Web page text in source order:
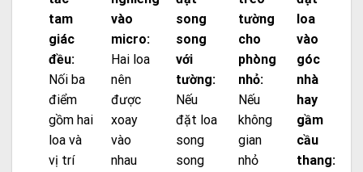
tam
giác
đều:
Nối ba
điểm
gồm hai
loa và
vị trí
vào
micro:
Hai loa
nên
được
xoay
vào
nhau
song
song
với
tường:
Nếu
đặt loa
song
song
tường
cho
phòng
nhỏ:
Nếu
không
gian
nhỏ
loa
vào
góc
nhà
hay
gầm
cầu
thang: